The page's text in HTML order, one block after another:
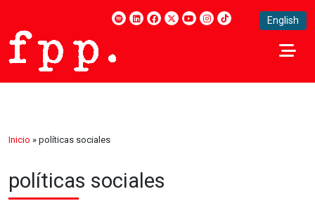
English
Inicio » políticas sociales
políticas sociales